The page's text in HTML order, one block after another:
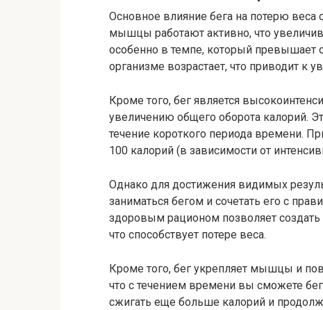
Основное влияние бега на потерю веса
мышцы работают активно, что
особенно в темпе, который превышает
организме возрастает, что приводит к
Кроме того, бег является
увеличению общего оборота калорий.
течение короткого периода времени.
100 калорий (в зависимости от
Однако для достижения видимых
заниматься бегом и сочетать его с
здоровым рационом позволяет
что способствует потере веса.
Кроме того, бег укрепляет мышцы и
что с течением времени вы сможете
сжигать еще больше калорий и